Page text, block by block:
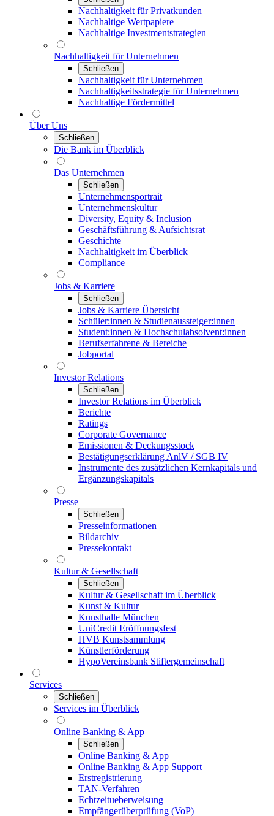
Nachhaltigkeit für Privatkunden
Nachhaltige Wertpapiere
Nachhaltige Investmentstrategien
Nachhaltigkeit für Unternehmen
Schließen
Nachhaltigkeit für Unternehmen
Nachhaltigkeitsstrategie für Unternehmen
Nachhaltige Fördermittel
Über Uns
Schließen
Die Bank im Überblick
Das Unternehmen
Schließen
Unternehmensportrait
Unternehmenskultur
Diversity, Equity & Inclusion
Geschäftsführung & Aufsichtsrat
Geschichte
Nachhaltigkeit im Überblick
Compliance
Jobs & Karriere
Schließen
Jobs & Karriere Übersicht
Schüler:innen & Studienaussteiger:innen
Student:innen & Hochschulabsolvent:innen
Berufserfahrene & Bereiche
Jobportal
Investor Relations
Schließen
Investor Relations im Überblick
Berichte
Ratings
Corporate Governance
Emissionen & Deckungsstock
Bestätigungserklärung AnlV / SGB IV
Instrumente des zusätzlichen Kernkapitals und
Ergänzungskapitals
Presse
Schließen
Presseinformationen
Bildarchiv
Pressekontakt
Kultur & Gesellschaft
Schließen
Kultur & Gesellschaft im Überblick
Kunst & Kultur
Kunsthalle München
UniCredit Eröffnungsfest
HVB Kunstsammlung
Künstlerförderung
HypoVereinsbank Stiftergemeinschaft
Services
Schließen
Services im Überblick
Online Banking & App
Schließen
Online Banking & App
Online Banking & App Support
Erstregistrierung
TAN-Verfahren
Echtzeitueberweisung
Empfängerüberprüfung (VoP)